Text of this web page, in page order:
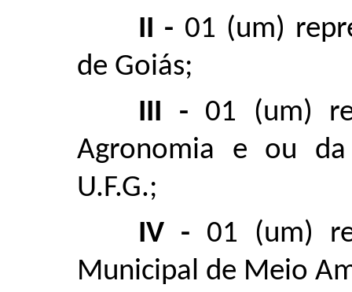
II - 01 (um)
de Goiás;
III - 01 (um)
Agronomia e ou
U.F.G.;
IV - 01 (um)
Municipal de Meio